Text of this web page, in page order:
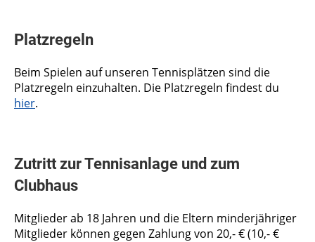
Platzregeln
Beim Spielen auf unseren Tennisplätzen sind die
Platzregeln einzuhalten. Die Platzregeln findest du
hier.
Zutritt zur Tennisanlage und zum
Clubhaus
Mitglieder ab 18 Jahren und die Eltern minderjähriger
Mitglieder können gegen Zahlung von 20,- € (10,- €